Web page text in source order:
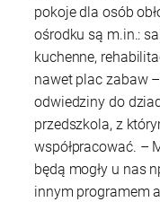
pokoje dla osób
ośrodku są m.in.:
kuchenne,
nawet plac zabaw
odwiedziny do
przedszkola, z
współpracować. –
będą mogły u nas
innym programem